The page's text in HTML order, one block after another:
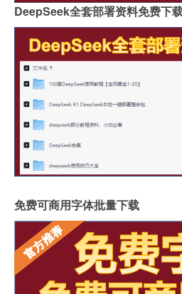
DeepSeek全套部署资料免费下
免费可商用字体批量下载